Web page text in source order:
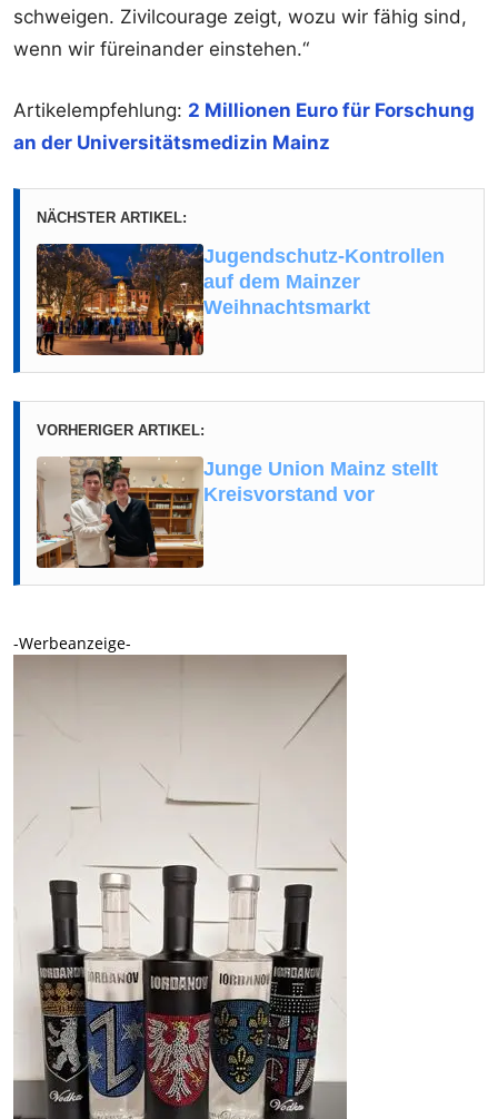
schweigen. Zivilcourage zeigt, wozu wir fähig sind,
wenn wir füreinander einstehen.“
Artikelempfehlung: 2 Millionen Euro für Forschung
an der Universitätsmedizin Mainz
NÄCHSTER ARTIKEL:
Jugendschutz-Kontrollen
auf dem Mainzer
Weihnachtsmarkt
VORHERIGER ARTIKEL:
Junge Union Mainz stellt
Kreisvorstand vor
-Werbeanzeige-